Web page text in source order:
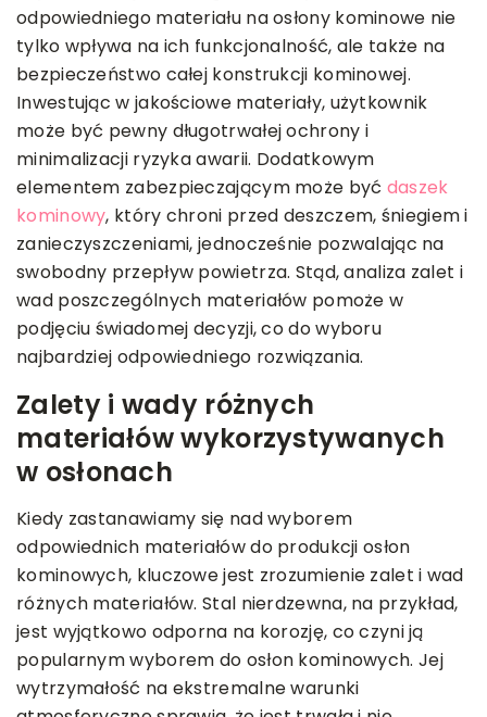
odpowiedniego materiału na osłony kominowe nie
tylko wpływa na ich funkcjonalność, ale także na
bezpieczeństwo całej konstrukcji kominowej.
Inwestując w jakościowe materiały, użytkownik
może być pewny długotrwałej ochrony i
minimalizacji ryzyka awarii. Dodatkowym
elementem zabezpieczającym może być daszek
kominowy, który chroni przed deszczem, śniegiem i
zanieczyszczeniami, jednocześnie pozwalając na
swobodny przepływ powietrza. Stąd, analiza zalet i
wad poszczególnych materiałów pomoże w
podjęciu świadomej decyzji, co do wyboru
najbardziej odpowiedniego rozwiązania.
Zalety i wady różnych
materiałów wykorzystywanych
w osłonach
Kiedy zastanawiamy się nad wyborem
odpowiednich materiałów do produkcji osłon
kominowych, kluczowe jest zrozumienie zalet i wad
różnych materiałów. Stal nierdzewna, na przykład,
jest wyjątkowo odporna na korozję, co czyni ją
popularnym wyborem do osłon kominowych. Jej
wytrzymałość na ekstremalne warunki